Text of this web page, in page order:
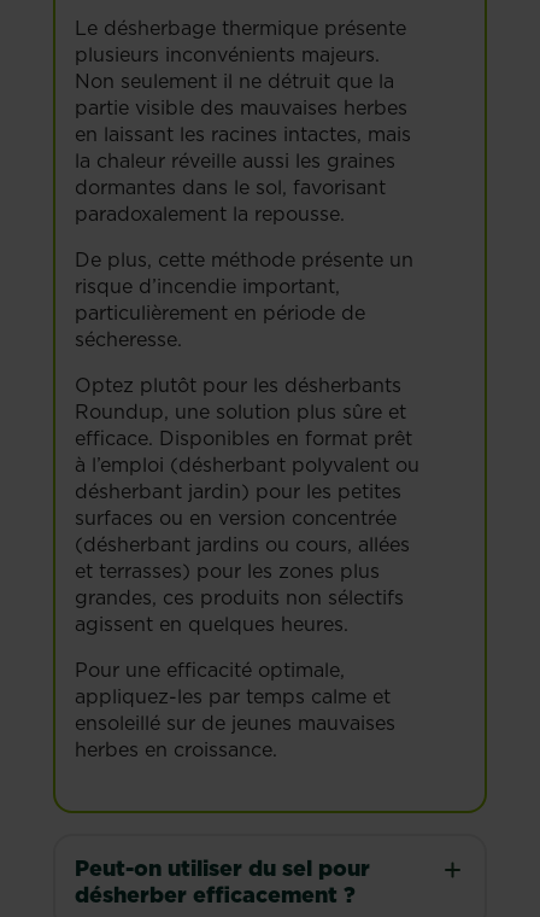
Le désherbage thermique présente
plusieurs inconvénients majeurs.
Non seulement il ne détruit que la
partie visible des mauvaises herbes
en laissant les racines intactes, mais
la chaleur réveille aussi les graines
dormantes dans le sol, favorisant
paradoxalement la repousse.
De plus, cette méthode présente un
risque d’incendie important,
particulièrement en période de
sécheresse.
Optez plutôt pour les désherbants
Roundup, une solution plus sûre et
efficace. Disponibles en format prêt
à l’emploi (désherbant polyvalent ou
désherbant jardin) pour les petites
surfaces ou en version concentrée
(désherbant jardins ou cours, allées
et terrasses) pour les zones plus
grandes, ces produits non sélectifs
agissent en quelques heures.
Pour une efficacité optimale,
appliquez-les par temps calme et
ensoleillé sur de jeunes mauvaises
herbes en croissance.
Peut-on utiliser du sel pour
désherber efficacement ?